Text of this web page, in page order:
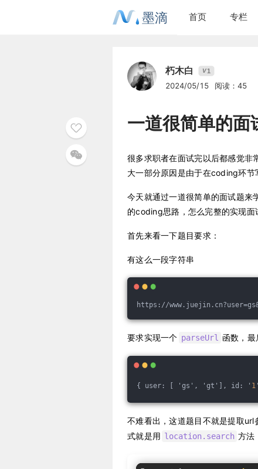
墨滴 首页 专栏
朽木白 V1
2024/05/15 阅读：45
一道很简单的面
很多求职者在面试完以后都感觉非
大一部分原因是由于在coding环节
今天就通过一道很简单的面试题来
的coding思路，怎么完整的实现面
首先来看一下题目要求：
有这么一段字符串
要求实现一个 parseUrl 函数，最
{ user: [ 'gs', 'gt'], id: ' 1
不难看出，这道题目不就是提取
式就是用 location.search 方法